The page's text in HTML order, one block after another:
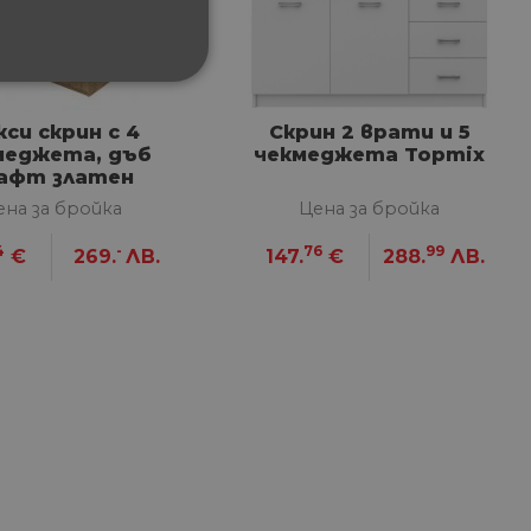
скрин с 4
дъб
златен
за бройка
€ 269.- ЛВ.
Скрин 2 врати и 5
чекмеджета Topmix
Цена за бройка
147.76 € 288.99 ЛВ.
хората и ботовете.
отчети за